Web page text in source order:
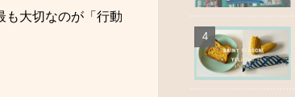
も大切なのが「行動